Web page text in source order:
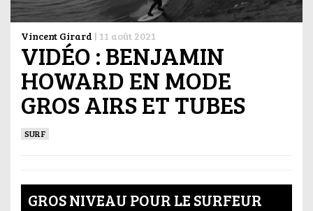
Vincent Girard | 11 août 2021
VIDÉO : BENJAMIN
HOWARD EN MODE
GROS AIRS ET TUBES
SURF
GROS NIVEAU POUR LE SURFEUR